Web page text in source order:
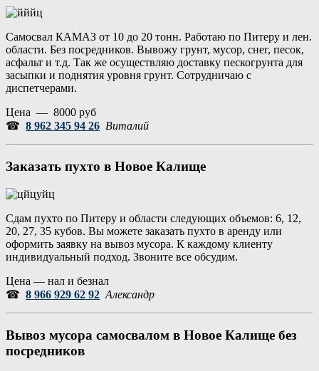
Самосвал КАМАЗ от 10 до 20 тонн. Работаю по Питеру и лен.
области. Без посредников. Вывожу грунт, мусор, снег, песок,
асфальт и т.д. Так же осуществляю доставку пескогрунта для
засыпки и поднятия уровня грунт. Сотрудничаю с
диспетчерами.
Цена — 8000 руб
☎ 8 962 345 94 26 Виталий
Заказать пухто в Новое Калище
Сдам пухто по Питеру и области следующих объемов: 6, 12,
20, 27, 35 кубов. Вы можете заказать пухто в аренду или
оформить заявку на вывоз мусора. К каждому клиенту
индивидуальный подход. Звоните все обсудим.
Цена — нал и безнал
☎ 8 966 929 62 92 Александр
Вывоз мусора самосвалом в Новое Калище без
посредников